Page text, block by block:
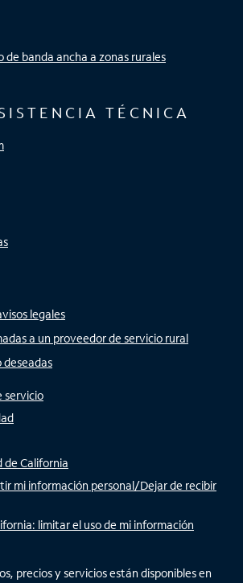
de banda ancha a zonas rurales
TÉCNICA
legales
a un proveedor de servicio rural
deseadas
servicio
de California
mi información personal/Dejar de recibir
limitar el uso de mi información
precios y servicios están disponibles en